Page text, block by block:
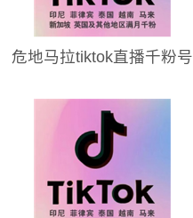
危地马拉tiktok直播千粉号